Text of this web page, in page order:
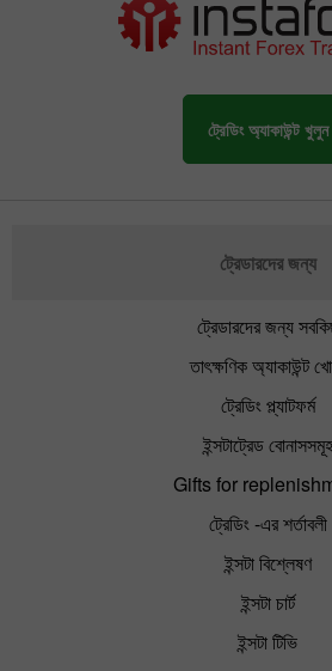
ট্রেডিং অ্যাকাউন্ট খুলুন
ট্রেডারদের জন্য
ট্রেডারদের জন্য
তাৎক্ষণিক অ্যাকাউন্ট
ট্রেডিং প্ল্যাটফর্ম
ইন্সটাট্রেড বোনাসসমূহ
Gifts for
ট্রেডিং -এর শর্তাবলী
ইন্সটা বিশ্লেষণ
ইন্সটা চার্ট
ইন্সটা টিভি